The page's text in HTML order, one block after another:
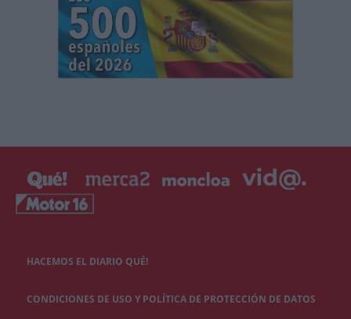
HACEMOS EL DIARIO QUÉ!
CONDICIONES DE USO Y POLÍTICA DE PROTECCIÓN DE DATOS